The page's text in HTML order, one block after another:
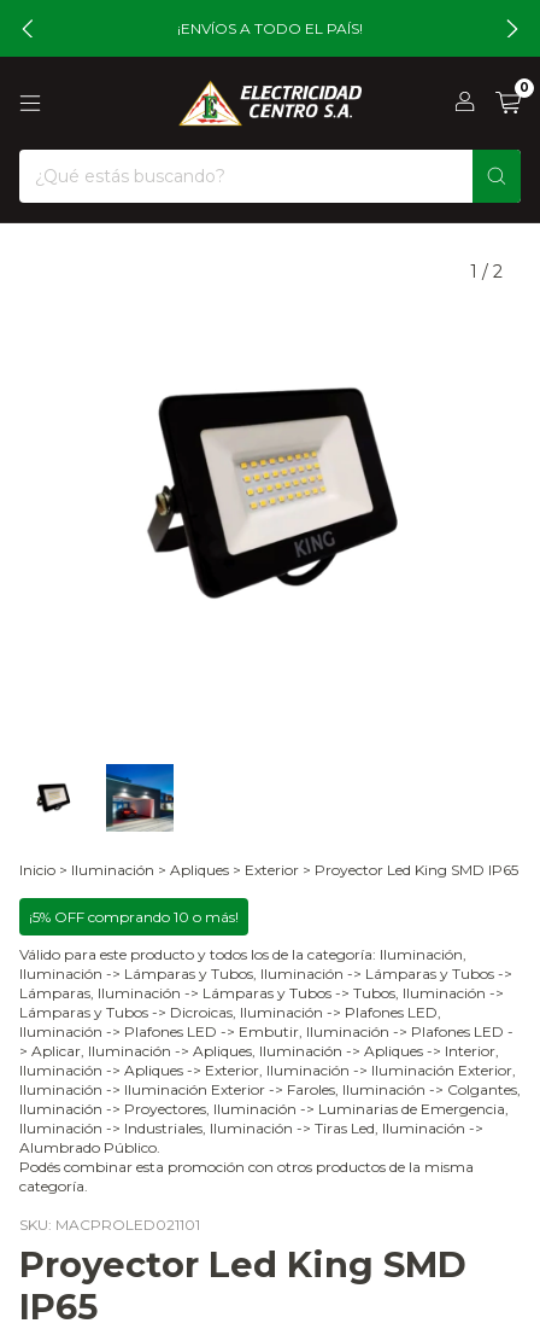
¡ENVÍOS A TODO EL PAÍS!
0
1 / 2
Inicio > Iluminación > Apliques > Exterior > Proyector Led King SMD IP65
¡5% OFF comprando 10 o más!
Válido para este producto y todos los de la categoría: Iluminación,
Iluminación -> Lámparas y Tubos, Iluminación -> Lámparas y Tubos ->
Lámparas, Iluminación -> Lámparas y Tubos -> Tubos, Iluminación ->
Lámparas y Tubos -> Dicroicas, Iluminación -> Plafones LED,
Iluminación -> Plafones LED -> Embutir, Iluminación -> Plafones LED -
> Aplicar, Iluminación -> Apliques, Iluminación -> Apliques -> Interior,
Iluminación -> Apliques -> Exterior, Iluminación -> Iluminación Exterior,
Iluminación -> Iluminación Exterior -> Faroles, Iluminación -> Colgantes,
Iluminación -> Proyectores, Iluminación -> Luminarias de Emergencia,
Iluminación -> Industriales, Iluminación -> Tiras Led, Iluminación ->
Alumbrado Público.
Podés combinar esta promoción con otros productos de la misma
categoría.
SKU: MACPROLED021101
Proyector Led King SMD
IP65